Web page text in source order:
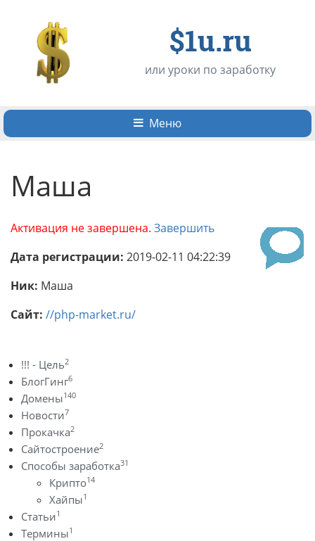
$1u.ru
или уроки по заработку
Меню
Маша
Активация не завершена. Завершить
Дата регистрации: 2019-02-11 04:22:39
Ник: Маша
Сайт: //php-market.ru/
!!! - Цель2
БлогГинг6
Домены140
Новости7
Прокачка2
Сайтостроение2
Способы заработка31
Крипто14
Хайпы1
Статьи1
Термины1